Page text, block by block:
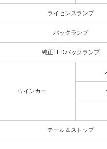
ライセンスランプ
バックランプ
純正LEDバックランプ
ウインカー
テール＆ストップ